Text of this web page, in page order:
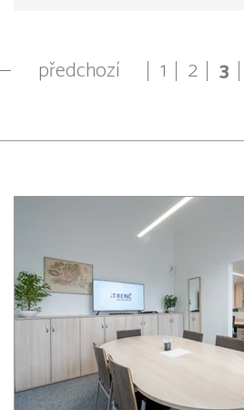
předchozí 1 2 3